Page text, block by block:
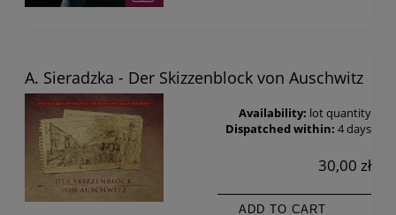
A. Sieradzka - Der Skizzenblock von Auschwitz
Availability: lot quantity
Dispatched within: 4 days
30,00 zł
ADD TO CART